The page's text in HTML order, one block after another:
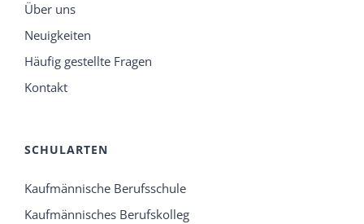
Über uns
Neuigkeiten
Häufig gestellte Fragen
Kontakt
SCHULARTEN
Kaufmännische Berufsschule
Kaufmännisches Berufskolleg